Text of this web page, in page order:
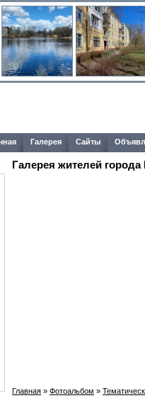
Галерея Сайты
Галерея жителей города
Главная » Фотоальбом »